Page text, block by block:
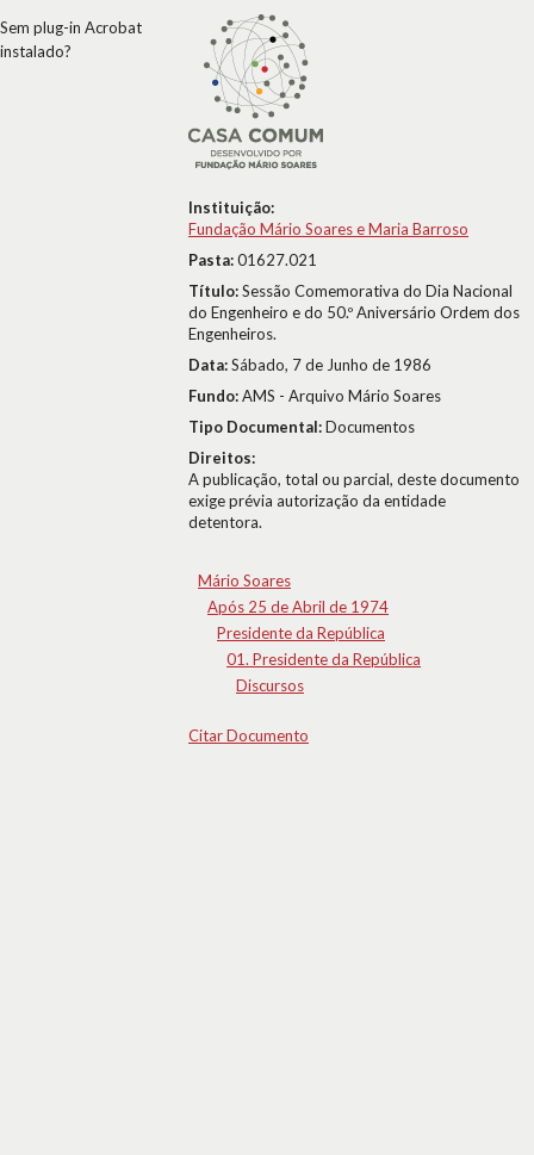
Instituição:
Fundação Mário Soares e Maria Barroso
Pasta:01627.021
Título:Sessão Comemorativa do Dia Nacional
do Engenheiro e do 50.º Aniversário Ordem dos
Engenheiros.
Data:Sábado, 7 de Junho de 1986
Fundo:AMS - Arquivo Mário Soares
Tipo Documental:Documentos
Direitos:
A publicação, total ou parcial, deste documento
exige prévia autorização da entidade
detentora.
Mário Soares
Após 25 de Abril de 1974
Presidente da República
01. Presidente da República
Discursos
Citar Documento
Sem plug-in Acrobat
instalado?